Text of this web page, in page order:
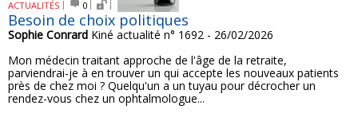
ACTUALITÉS 0
Besoin de choix politiques
Sophie Conrard Kiné actualité n° 1692 - 26/02/2026
Mon médecin traitant approche de l'âge de la retraite,
parviendrai-je à en trouver un qui accepte les nouveaux patients
près de chez moi ? Quelqu'un a un tuyau pour décrocher un
rendez-vous chez un ophtalmologue...